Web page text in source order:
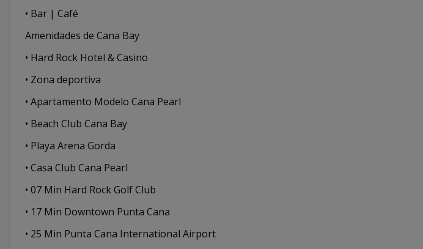
• Bar | Café
Amenidades de Cana Bay
• Hard Rock Hotel & Casino
• Zona deportiva
• Apartamento Modelo Cana Pearl
• Beach Club Cana Bay
• Playa Arena Gorda
• Casa Club Cana Pearl
• 07 Min Hard Rock Golf Club
• 17 Min Downtown Punta Cana
• 25 Min Punta Cana International Airport